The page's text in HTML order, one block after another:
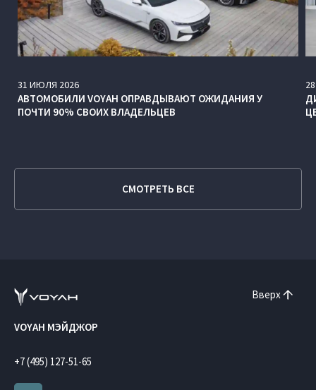
31 ИЮЛЯ 2026
АВТОМОБИЛИ VOYAH ОПРАВДЫВАЮТ ОЖИДАНИЯ У
ПОЧТИ 90% СВОИХ ВЛАДЕЛЬЦЕВ
28
СМОТРЕТЬ ВСЕ
Вверх
VOYAH МЭЙДЖОР
+7 (495) 127-51-65